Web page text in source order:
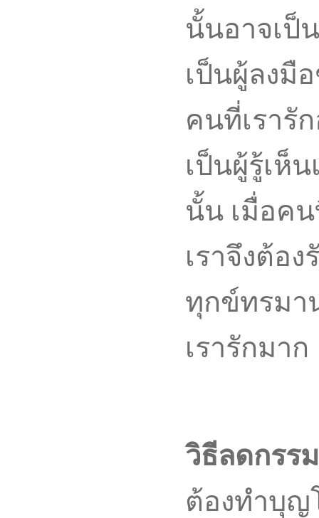
นั้นอาจเป็
เป็นผู้ลงมื
คนที่เรารั
เป็นผู้รู้เห็
นั้น เมื่อค
เราจึงต้อ
ทุกข์ทรมา
เรารักมาก
วิธีลดกรร
ต้องทำบุญ